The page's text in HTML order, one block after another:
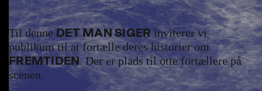
Til denneDET MAN SIGERinviterer vi
publikum til at fortælle deres historier om
FREMTIDEN. Der er plads til otte fortællere på
scenen.